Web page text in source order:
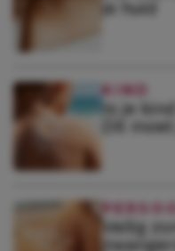
je huid
KIND
Is je
Dít
Veilig